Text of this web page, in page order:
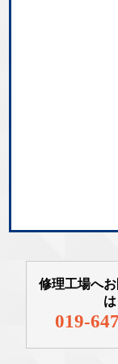
修理工場へ
は
019-